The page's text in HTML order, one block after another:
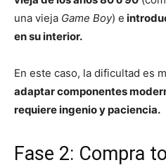
una vieja Game Boy) e
en su interior.
En este caso, la dificultad es
adaptar componentes
requiere ingenio y paciencia.
Fase 2: Compra